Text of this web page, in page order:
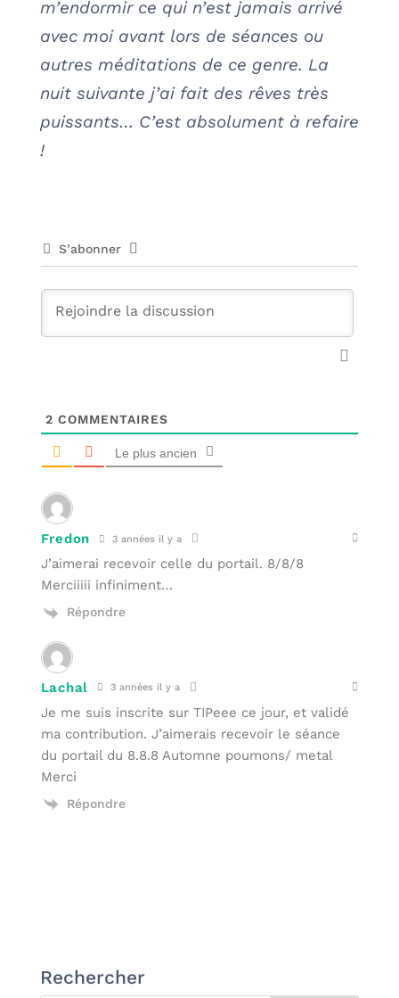
m’endormir ce qui n’est jamais arrivé
avec moi avant lors de séances ou
autres méditations de ce genre. La
nuit suivante j’ai fait des rêves très
puissants… C’est absolument à refaire
!
S’abonner
2 COMMENTAIRES
Le plus ancien
Fredon 3 années il y a
J’aimerai recevoir celle du portail. 8/8/8
Merciiiii infiniment…
Répondre
Lachal 3 années il y a
Je me suis inscrite sur TIPeee ce jour, et validé
ma contribution. J’aimerais recevoir le séance
du portail du 8.8.8 Automne poumons/ metal
Merci
Répondre
Rechercher